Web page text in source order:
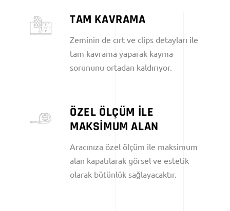
TAM KAVRAMA
Zeminin de cırt ve clips detayları ile
tam kavrama yaparak kayma
sorununu ortadan kaldırıyor.
ÖZEL ÖLÇÜM İLE
MAKSİMUM ALAN
Aracınıza özel ölçüm ile maksimum
alan kapatılarak görsel ve estetik
olarak bütünlük sağlayacaktır.